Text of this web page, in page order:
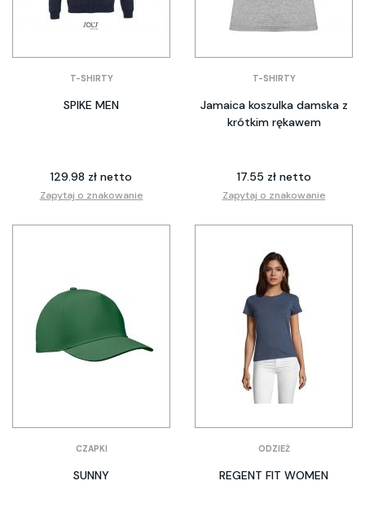
T-SHIRTY
SPIKE MEN
129.98 zł netto
Zapytaj o znakowanie
T-SHIRTY
Jamaica koszulka damska z
krótkim rękawem
17.55 zł netto
Zapytaj o znakowanie
CZAPKI
SUNNY
ODZIEŻ
REGENT FIT WOMEN